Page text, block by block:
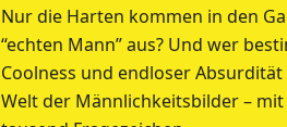
Nur die Harten kommen in den
“echten Mann” aus? Und wer
Coolness und endloser
Welt der Männlichkeitsbilder –